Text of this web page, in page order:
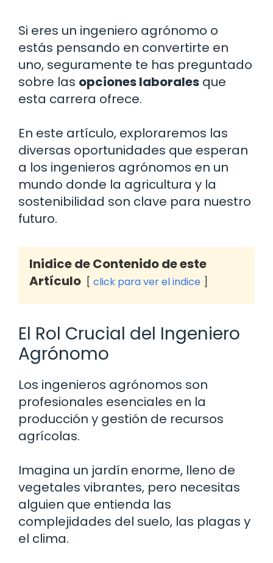
Si eres un ingeniero agrónomo o
estás pensando en convertirte en
uno, seguramente te has preguntado
sobre las opciones laborales que
esta carrera ofrece.
En este artículo, exploraremos las
diversas oportunidades que esperan
a los ingenieros agrónomos en un
mundo donde la agricultura y la
sostenibilidad son clave para nuestro
futuro.
Inidice de Contenido de este
Artículo
click para ver el indice
El Rol Crucial del Ingeniero
Agrónomo
Los ingenieros agrónomos son
profesionales esenciales en la
producción y gestión de recursos
agrícolas.
Imagina un jardín enorme, lleno de
vegetales vibrantes, pero necesitas
alguien que entienda las
complejidades del suelo, las plagas y
el clima.